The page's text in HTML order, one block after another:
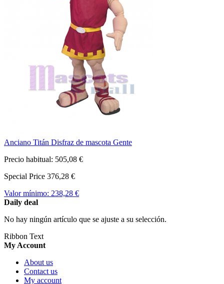
Anciano Titán Disfraz de mascota Gente
Precio habitual: 505,08 €
Special Price 376,28 €
Valor mínimo: 238,28 €
Daily deal
No hay ningún artículo que se ajuste a su selección.
Ribbon Text
My Account
About us
Contact us
My account